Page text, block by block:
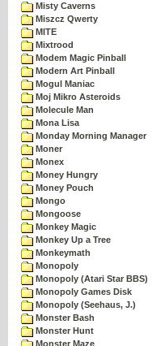
Misty Caverns
Miszcz Qwerty
MITE
Mixtrood
Modem Magic Pinball
Modern Art Pinball
Mogul Maniac
Moj Mikro Asteroids
Molecule Man
Mona Lisa
Monday Morning Manager
Moner
Monex
Money Hungry
Money Pouch
Mongo
Mongoose
Monkey Magic
Monkey Up a Tree
Monkeymath
Monopoly
Monopoly (Atari Star BBS)
Monopoly Games Disk
Monopoly (Seehaus, J.)
Monster Bash
Monster Hunt
Monster Maze